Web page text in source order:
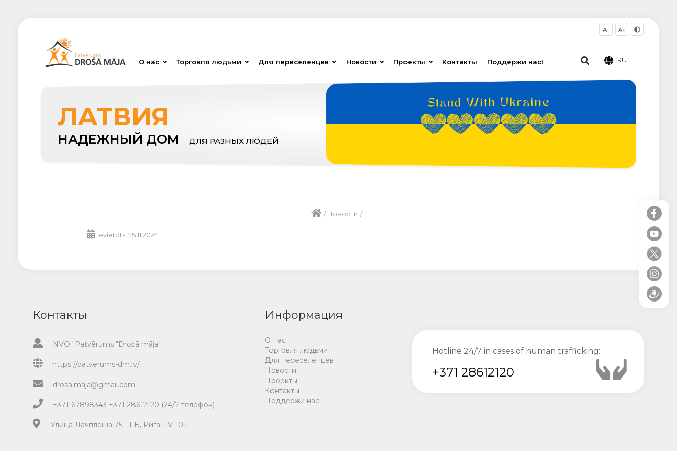
О нас Торговля людьми Для переселенцев Новости Проекты Контакты Поддержи нас!
A- A+
RU
ЛАТВИЯ
НАДЕЖНЫЙ ДОМ ДЛЯ РАЗНЫХ ЛЮДЕЙ
/Новости /
Ievietots: 25.11.2024
Контакты
NVO "Patvērums "Drošā māja""
https://patverums-dm.lv/
drosa.maja@gmail.com
+371 67898343 +371 28612120 (24/7 телефон)
Улица Лачплеша 75 - 1 Б, Рига, LV-1011
Информация
О нас
Торговля людьми
Для переселенцев
Новости
Проекты
Контакты
Поддержи нас!
Hotline 24/7 in cases of human trafficking:
+371 28612120